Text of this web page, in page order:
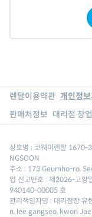
렌탈이용약관 개인정
판매처정보 대리점 창
상호명 : 코웨이렌탈 1670-
NGSOON
주소 : 173 Geumho-ro,
업 신고번호 : 제2026-고양
940140-00005 호
관리책임자명 : 대리점장
n, lee gangseo, kwon